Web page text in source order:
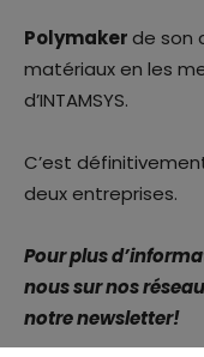
Polymakerde son
matériaux en les
d’INTAMSYS.
C’est
deux entreprises.
Pour plus
nous sur nos
notre newsletter!